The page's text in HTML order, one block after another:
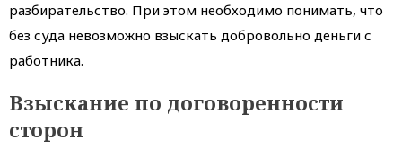
разбирательство. При этом необходимо понимать, что
без суда невозможно взыскать добровольно деньги с
работника.
Взыскание по договоренности
сторон